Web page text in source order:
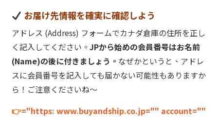
お届け先情報を確実に確認しよう
アドレス (Address) フォームでカナダ倉庫の住所を正し
く記入してください。 JPから始めの会員番号はお名前
(Name)の後に付きましょう。 なぜかというと、アドレ
スに会員番号を記入しても届かない可能性もありますか
ら！ご注意くださいね～
👉="https: www.buyandship.co.jp="" account=""